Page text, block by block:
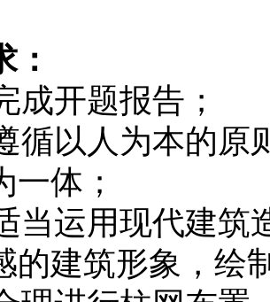
：
开题报告；
以人为本的原
体；
运用现代建筑
的建筑形象，绘